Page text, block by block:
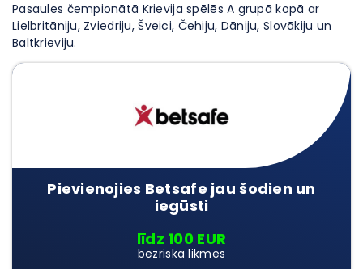
Pasaules čempionātā Krievija spēlēs A grupā kopā ar
Lielbritāniju, Zviedriju, Šveici, Čehiju, Dāniju, Slovākiju un
Baltkrieviju.
Pievienojies Betsafe jau šodien un
iegūsti
līdz 100 EUR
bezriska likmes